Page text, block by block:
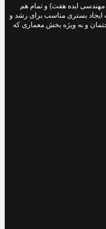
ایده هفت) و تمام هم
ایجاد بستری مناسب برای رشد و
و به ویژه بخش معماری که